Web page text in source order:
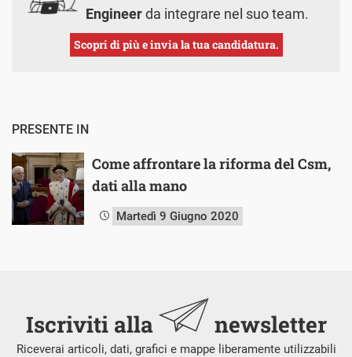
Engineerda integrare nel suo team.
Scopri di più e invia la tua candidatura.
PRESENTE IN
Come affrontare la riforma del Csm,
dati alla mano
Martedì 9 Giugno 2020
Iscriviti alla newsletter
Riceverai articoli, dati, grafici e mappe liberamente utilizzabili